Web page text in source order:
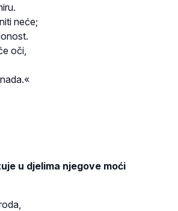
neće;
oči,
u djelima njegove moći